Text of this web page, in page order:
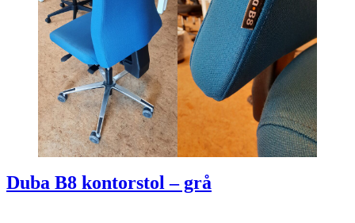
Duba B8 kontorstol – grå